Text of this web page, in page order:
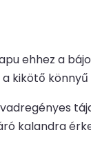
ehhez a
kikötő
kalandra